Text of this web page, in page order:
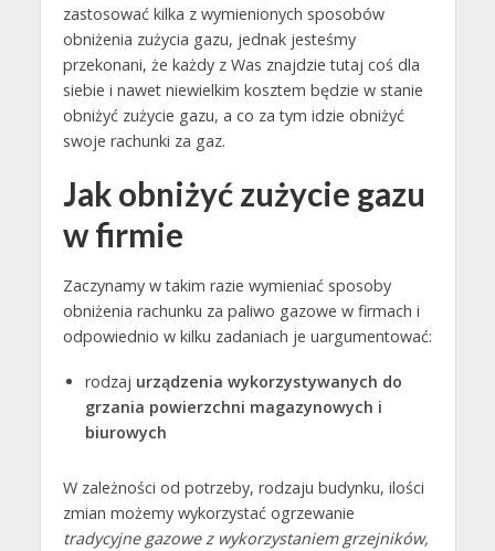
zastosować kilka z wymienionych sposobów
obniżenia zużycia gazu, jednak jesteśmy
przekonani, że każdy z Was znajdzie tutaj coś dla
siebie i nawet niewielkim kosztem będzie w stanie
obniżyć zużycie gazu, a co za tym idzie obniżyć
swoje rachunki za gaz.
Jak obniżyć zużycie gazu
w firmie
Zaczynamy w takim razie wymieniać sposoby
obniżenia rachunku za paliwo gazowe w firmach i
odpowiednio w kilku zadaniach je uargumentować:
rodzaj urządzenia wykorzystywanych do
grzania powierzchni magazynowych i
biurowych
W zależności od potrzeby, rodzaju budynku, ilości
zmian możemy wykorzystać ogrzewanie
tradycyjne gazowe z wykorzystaniem grzejników,